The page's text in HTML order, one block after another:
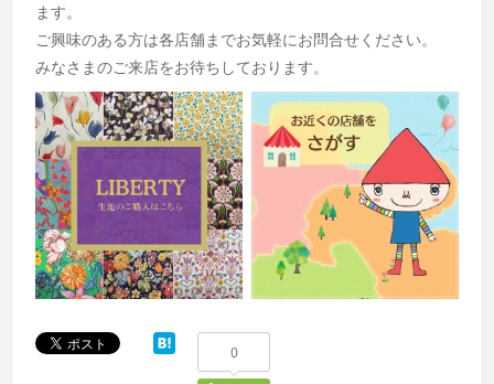
ます。
ご興味のある方は各店舗までお気軽にお問合せください。
みなさまのご来店をお待ちしております。
0